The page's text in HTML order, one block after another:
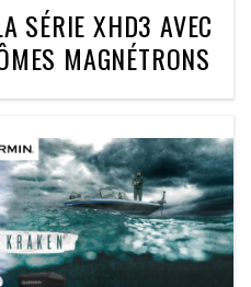
SÉRIE XHD3 AVEC
MAGNÉTRONS